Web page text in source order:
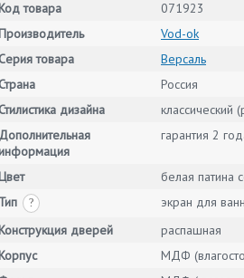
товара
071923
Vod-ok
Серия товара
Версаль
Страна
Россия
Стилистика дизайна
классический
Дополнительная
гарантия 2
белая патина
Тип
?
экран для
дверей
распашная
МДФ